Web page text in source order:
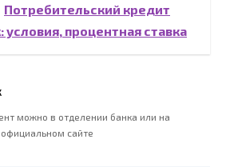
Потребительский кредит
условия, процентная ставка
можно в отделении банка или на
официальном сайте